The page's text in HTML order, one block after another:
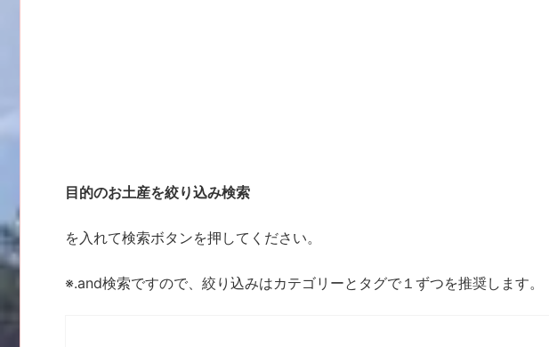
目的のお土産を絞り込み検索
を入れて検索ボタンを押してください。
※.and検索ですので、絞り込みはカテゴリーとタグで１ずつを推奨します。